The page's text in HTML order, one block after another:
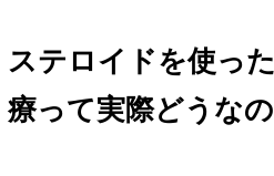
ステロイドを使っ
療って実際どうな